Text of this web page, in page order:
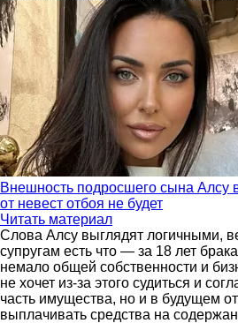
Внешность подросшего сына Алсу
от невест отбоя не будет
Читать материал
Слова Алсу выглядят логичными,
супругам есть что — за 18 лет
немало общей собственности и
не хочет из-за этого судиться и
часть имущества, но и в будущем
выплачивать средства на